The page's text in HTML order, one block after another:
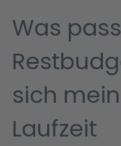
Was
sich
Laufzeit